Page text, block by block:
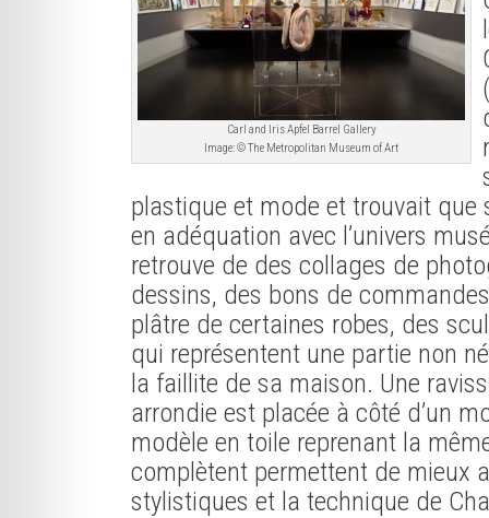
Carl and Iris Apfel Barrel Gallery
Image: © The Metropolitan Museum of Art
plastique et mode et trouvait que
en adéquation avec l’univers
retrouve de des collages de
dessins, des bons de
plâtre de certaines robes, des
qui représentent une partie non
la faillite de sa maison. Une
arrondie est placée à côté d’un
modèle en toile reprenant la
complètent permettent de mieux
stylistiques et la technique de